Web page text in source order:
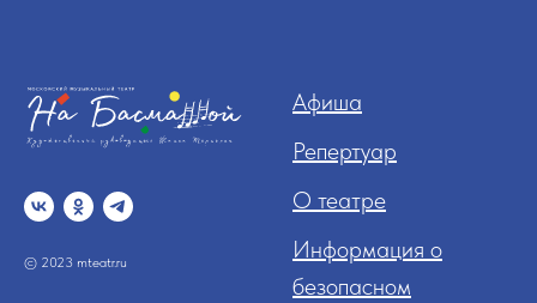
© 2023 mteatr.ru
Афиша
Репертуар
О театре
Информация о
безопасном